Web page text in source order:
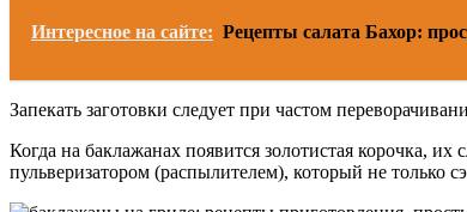
Интересное на сайте: Рецепты салата Бахор:
Запекать заготовки следует при частом
Когда на баклажанах появится золотистая корочка,
пульверизатором (распылителем), который не только